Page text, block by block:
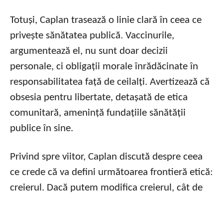
Totuși, Caplan trasează o linie clară în ceea ce
privește sănătatea publică. Vaccinurile,
argumentează el, nu sunt doar decizii
personale, ci obligații morale înrădăcinate în
responsabilitatea față de ceilalți. Avertizează că
obsesia pentru libertate, detașată de etica
comunitară, amenință fundațiile sănătății
publice în sine.
Privind spre viitor, Caplan discută despre ceea
ce crede că va defini următoarea frontieră etică:
creierul. Dacă putem modifica creierul, cât de